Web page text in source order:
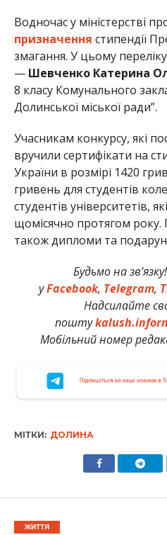
Водночас у міністерстві
призначення стипендії
змагання. У цьому
— Шевченко Катерина
8 класу Комунального
Долинської міської ради”.
Учасникам конкурсу, які
вручили сертифікати на
України в розмірі 1420
гривень для студентів
студентів університетів,
щомісячно протягом
також дипломи та
Будьмо на
уFacebook, Telegram,
Надсилайте
пошту
Мобільний номер
МІТКИ: ДОЛИНА
ЖИТТЯ